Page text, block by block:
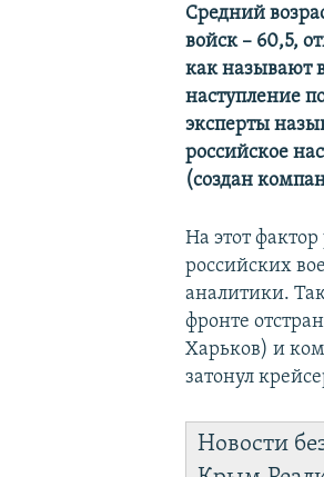
Средний
войск – 60,5,
как называют
наступление
эксперты
российское
(создан
На этот
российских
аналитики.
фронте
Харьков) и
затонул
Новости